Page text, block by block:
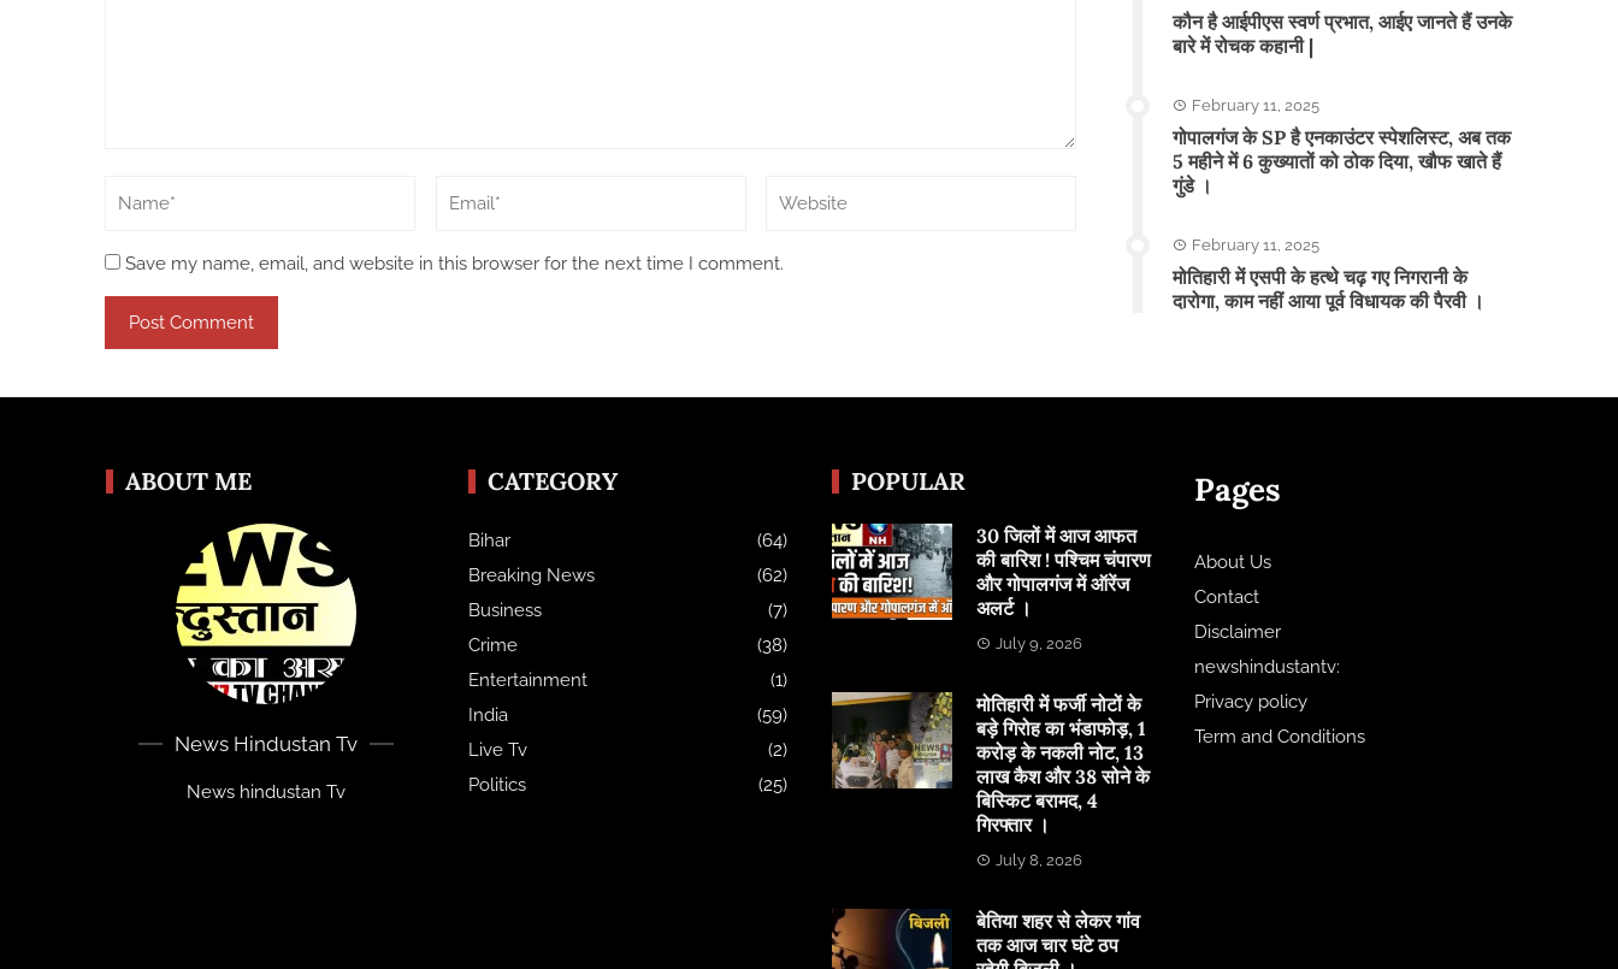
Save my name, email, and website in this browser for the next time I comment.
कौन है आईपीएस स्वर्ण प्रभात, आईए जानते हैं उनके
बारे में रोचक कहानी |
February 11, 2025
गोपालगंज के SP है एनकाउंटर स्पेशलिस्ट, अब तक
5 महीने में 6 कुख्यातों को ठोक दिया, खौफ खाते हैं
गुंडे ।
February 11, 2025
मोतिहारी में एसपी के हत्थे चढ़ गए निगरानी के
दारोगा, काम नहीं आया पूर्व विधायक की पैरवी ।
ABOUT ME
News Hindustan Tv
News hindustan Tv
CATEGORY
Bihar
(64)
Breaking News
(62)
Business
(7)
Crime
(38)
Entertainment
(1)
India
(59)
Live Tv
(2)
Politics
(25)
POPULAR
30 जिलों में आज आफत
की बारिश ! पश्चिम चंपारण
और गोपालगंज में ऑरेंज
अलर्ट ।
July 9, 2026
मोतिहारी में फर्जी नोटों के
बड़े गिरोह का भंडाफोड़, 1
करोड़ के नकली नोट, 13
लाख कैश और 38 सोने के
बिस्किट बरामद, 4
गिरफ्तार ।
July 8, 2026
बेतिया शहर से लेकर गांव
तक आज चार घंटे ठप
Pages
About Us
Contact
Disclaimer
newshindustantv:
Privacy policy
Term and Conditions